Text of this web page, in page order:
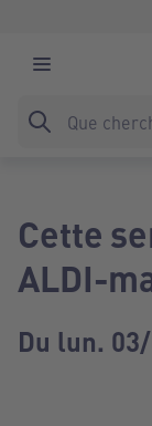
Cette
ALDI-
Du lun.